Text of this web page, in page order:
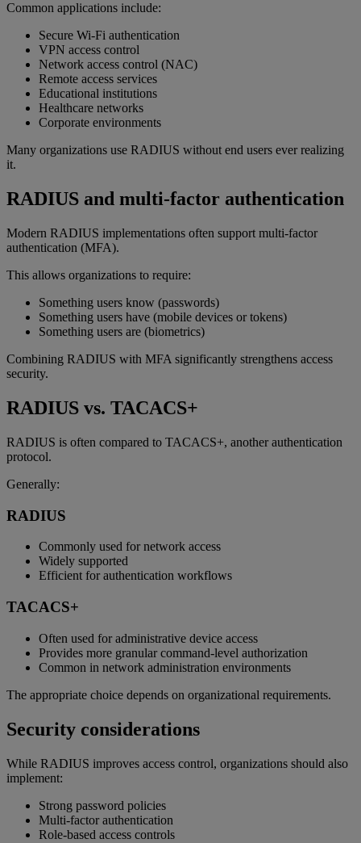
Common applications include:
Secure Wi-Fi authentication
VPN access control
Network access control (NAC)
Remote access services
Educational institutions
Healthcare networks
Corporate environments
Many organizations use RADIUS without end users ever realizing
it.
RADIUS and multi-factor authentication
Modern RADIUS implementations often support multi-factor
authentication (MFA).
This allows organizations to require:
Something users know (passwords)
Something users have (mobile devices or tokens)
Something users are (biometrics)
Combining RADIUS with MFA significantly strengthens access
security.
RADIUS vs. TACACS+
RADIUS is often compared to TACACS+, another authentication
protocol.
Generally:
RADIUS
Commonly used for network access
Widely supported
Efficient for authentication workflows
TACACS+
Often used for administrative device access
Provides more granular command-level authorization
Common in network administration environments
The appropriate choice depends on organizational requirements.
Security considerations
While RADIUS improves access control, organizations should also
implement:
Strong password policies
Multi-factor authentication
Role-based access controls